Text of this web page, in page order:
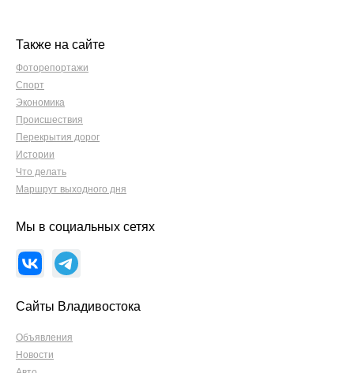
Также на сайте
Фоторепортажи
Спорт
Экономика
Происшествия
Перекрытия дорог
Истории
Что делать
Маршрут выходного дня
Мы в социальных сетях
Сайты Владивостока
Объявления
Новости